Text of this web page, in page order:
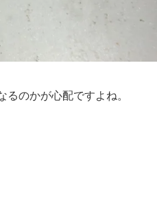
のかが心配ですよね。